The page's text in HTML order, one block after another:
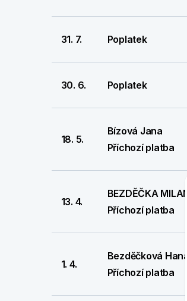
31. 7. Poplatek
30. 6. Poplatek
18. 5.
Bízová Jana
Příchozí platba
13. 4.
BEZDĚČKA MILAN
Příchozí platba
1. 4.
Bezděčková Hana
Příchozí platba